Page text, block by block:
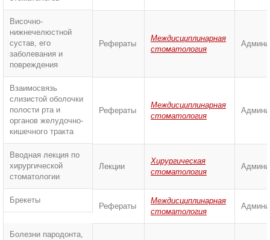
Височно-
нижнечелюстной
сустав, его
заболевания и
повреждения
Рефераты
Междисциплинарная
стоматология
Взаимосвязь
слизистой оболочки
полости рта и
органов желудочно-
кишечного тракта
Рефераты
Междисциплинарная
стоматология
Вводная лекция по
хирургической
стоматологии
Лекции
Хирургическая
стоматология
Брекеты
Рефераты
Междисциплинарная
стоматология
Болезни пародонта,